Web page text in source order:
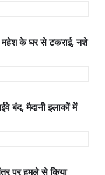
महेश के घर से टकराई, नशे
बंद, मैदानी इलाकों में
पर हमले से किया